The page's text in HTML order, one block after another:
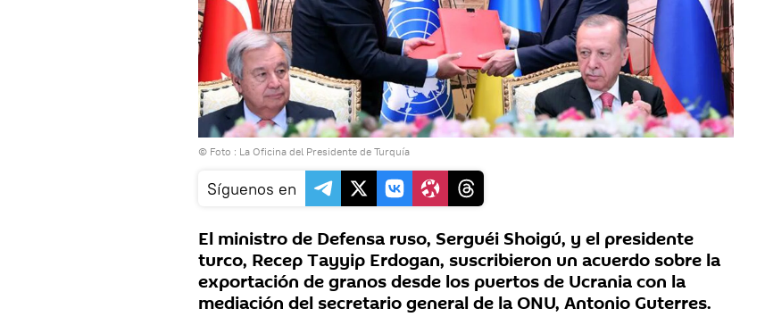
© Foto : La Oficina del Presidente de Turquía
Síguenos en
El ministro de Defensa ruso, Serguéi Shoigú, y el presidente
turco, Recep Tayyip Erdogan, suscribieron un acuerdo sobre la
exportación de granos desde los puertos de Ucrania con la
mediación del secretario general de la ONU, Antonio Guterres.